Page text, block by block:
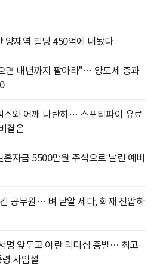
양재역 빌딩 450억에 내놨다
면 내년까지 팔아라"… 양도세 중과
스와 어깨 나란히… 스포티파이 유료
결은
자금 5500만원 주식으로 날린 예비
공무원… 벼 낱알 세다, 화재 진압하
명 앞두고 이란 리더십 증발… 최고
사임설